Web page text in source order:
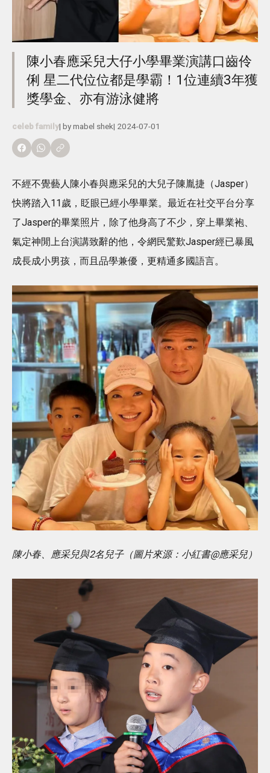
陳小春應采兒大仔小學畢業演講口齒伶
俐 星二代位位都是學霸！1位連續3年獲
獎學金、亦有游泳健將
celeb family| bymabel shek| 2024-07-01
不經不覺藝人陳小春與應采兒的大兒子陳胤捷（Jasper）
快將踏入11歲，眨眼已經小學畢業。最近在社交平台分享
了Jasper的畢業照片，除了他身高了不少，穿上畢業袍、
氣定神閒上台演講致辭的他，令網民驚歎Jasper經已暴風
成長成小男孩，而且品學兼優，更精通多國語言。
陳小春、應采兒與2名兒子（圖片來源：小紅書@應采兒）